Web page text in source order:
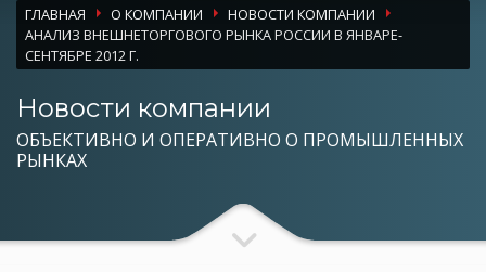
ГЛАВНАЯ О КОМПАНИИ
НОВОСТИ КОМПАНИИ
АНАЛИЗ ВНЕШНЕТОРГОВОГО РЫНКА РОССИИ В ЯНВАРЕ-
СЕНТЯБРЕ 2012 Г.
Новости компании
ОБЪЕКТИВНО И ОПЕРАТИВНО О ПРОМЫШЛЕННЫХ
РЫНКАХ